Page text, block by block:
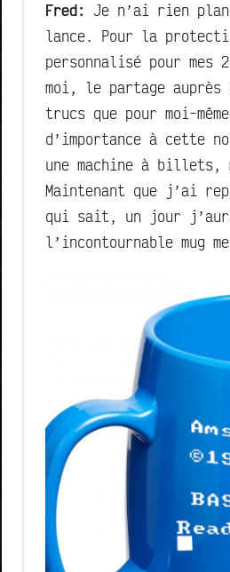
Fred: Je n’ai rien
lance. Pour la
personnalisé pour
moi, le partage auprès
trucs que pour moi-
d’importance à cette
une machine à
Maintenant que j’ai
qui sait, un jour
l’incontournable mug